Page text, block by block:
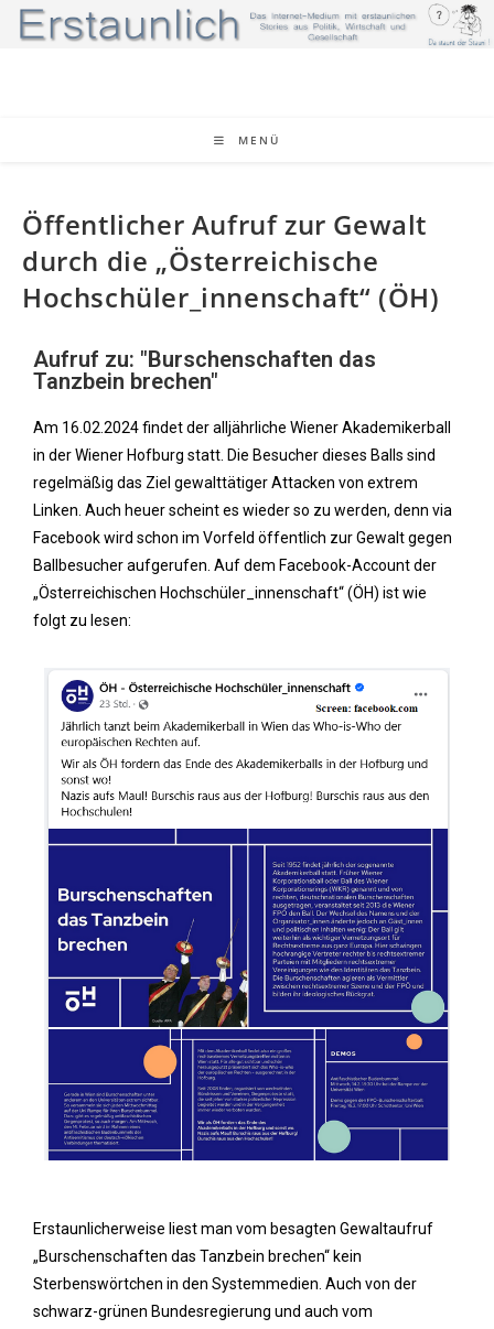
MENÜ
Öffentlicher Aufruf zur Gewalt
durch die „Österreichische
Hochschüler_innenschaft“ (ÖH)
Aufruf zu: "Burschenschaften das
Tanzbein brechen"
Am 16.02.2024 findet der alljährliche Wiener Akademikerball
in der Wiener Hofburg statt. Die Besucher dieses Balls sind
regelmäßig das Ziel gewalttätiger Attacken von extrem
Linken. Auch heuer scheint es wieder so zu werden, denn via
Facebook wird schon im Vorfeld öffentlich zur Gewalt gegen
Ballbesucher aufgerufen. Auf dem Facebook-Account der
„Österreichischen Hochschüler_innenschaft“ (ÖH) ist wie
folgt zu lesen:
Erstaunlicherweise liest man vom besagten Gewaltaufruf
„Burschenschaften das Tanzbein brechen“ kein
Sterbenswörtchen in den Systemmedien. Auch von der
schwarz-grünen Bundesregierung und auch vom